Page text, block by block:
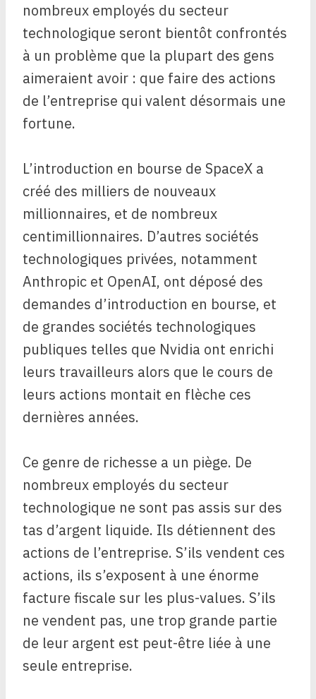
nombreux employés du secteur
technologique seront bientôt confrontés
à un problème que la plupart des gens
aimeraient avoir : que faire des actions
de l’entreprise qui valent désormais une
fortune.
L’introduction en bourse de SpaceX a
créé des milliers de nouveaux
millionnaires, et de nombreux
centimillionnaires. D’autres sociétés
technologiques privées, notamment
Anthropic et OpenAI, ont déposé des
demandes d’introduction en bourse, et
de grandes sociétés technologiques
publiques telles que Nvidia ont enrichi
leurs travailleurs alors que le cours de
leurs actions montait en flèche ces
dernières années.
Ce genre de richesse a un piège. De
nombreux employés du secteur
technologique ne sont pas assis sur des
tas d’argent liquide. Ils détiennent des
actions de l’entreprise. S’ils vendent ces
actions, ils s’exposent à une énorme
facture fiscale sur les plus-values. S’ils
ne vendent pas, une trop grande partie
de leur argent est peut-être liée à une
seule entreprise.